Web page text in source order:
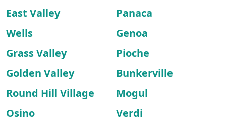
East Valley
Panaca
Wells
Genoa
Grass Valley
Pioche
Golden Valley
Bunkerville
Round Hill Village
Mogul
Osino
Verdi